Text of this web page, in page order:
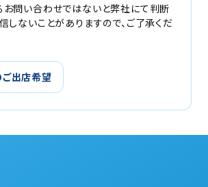
問い合わせではないと弊社にて判断
しないことがありますので、ご了承くだ
ご出店希望